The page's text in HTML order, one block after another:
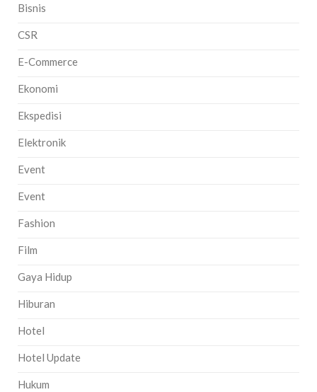
Bisnis
CSR
E-Commerce
Ekonomi
Ekspedisi
Elektronik
Event
Event
Fashion
Film
Gaya Hidup
Hiburan
Hotel
Hotel Update
Hukum